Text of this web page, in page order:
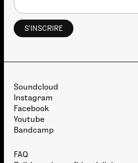
Soundcloud
Instagram
Facebook
Youtube
Bandcamp
FAQ